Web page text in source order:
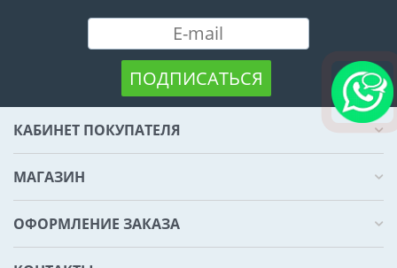
ПОДПИСАТЬСЯ
КАБИНЕТ ПОКУПАТЕЛЯ
МАГАЗИН
ОФОРМЛЕНИЕ ЗАКАЗА